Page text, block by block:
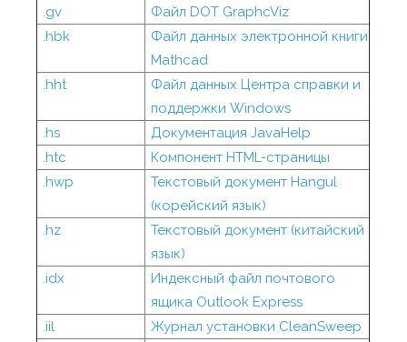
.gv
Файл DOT GraphcViz
.hbk
Файл данных электронной книги
Mathcad
.hht
Файл данных Центра справки и
поддержки Windows
.hs
Документация JavaHelp
.htc
Компонент HTML-страницы
.hwp
Текстовый документ Hangul
(корейский язык)
.hz
Текстовый документ (китайский
язык)
.idx
Индексный файл почтового
ящика Outlook Express
.iil
Журнал установки CleanSweep